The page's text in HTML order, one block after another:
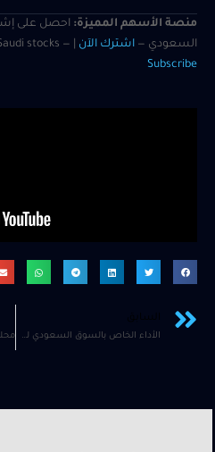
منصة الأسهم المميزة: احصل على
السعودي — اشترك الآن
Subscribe
الأداء الخاص بالسوق السعودي للأسبوع الماضي , 18 مايو 2024